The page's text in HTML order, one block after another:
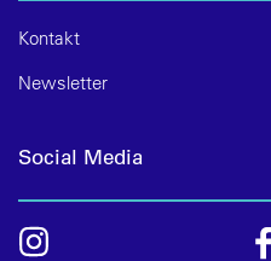
Kontakt
Newsletter
Social Media